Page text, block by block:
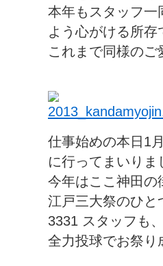
本年もスタッフ一
よう心がける所存
これまで同様の
仕事始めの本日1
に行ってまいりま
今年はここ神田の
江戸三大祭のひと
3331 スタッフも、
全力投球でお祭り